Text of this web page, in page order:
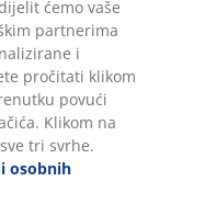
ćemo vaše
partnerima
i
pročitati klikom
povući
Klikom na
tri svrhe.
osobnih